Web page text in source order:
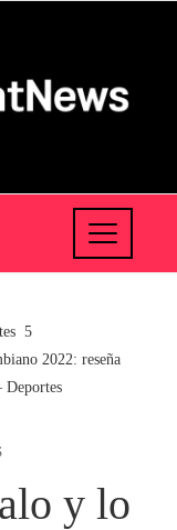
2022: reseña
Deportes
y lo